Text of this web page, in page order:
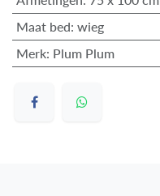
Maat bed: wieg
Merk: Plum Plum